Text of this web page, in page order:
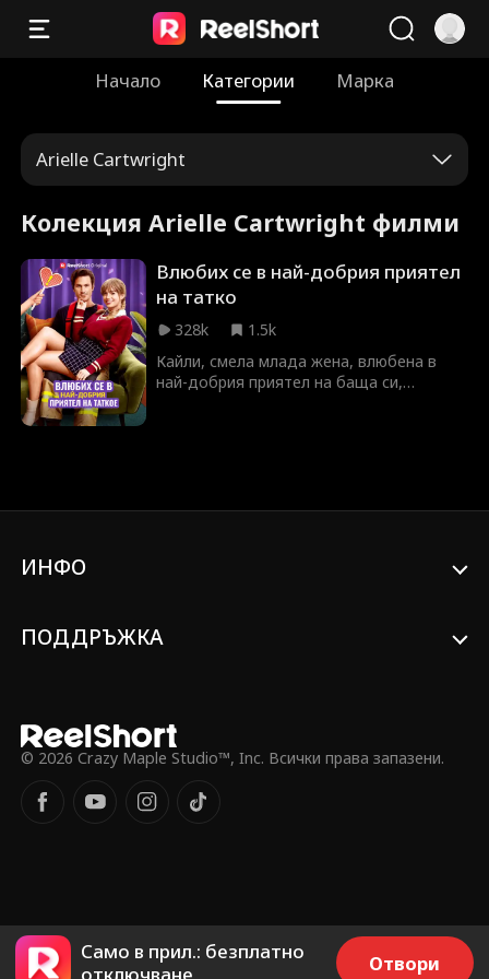
Начало Категории Марка
Arielle Cartwright
Колекция Arielle Cartwright филми
Влюбих се в най-добрия приятел
на татко
328k
1.5k
Кайли, смела млада жена, влюбена в
най-добрия приятел на баща си,
променя всичко.
ИНФО
ПОДДРЪЖКА
© 2026 Crazy Maple Studio™, Inc. Всички права запазени.
Само в прил.: безплатно
Отвори